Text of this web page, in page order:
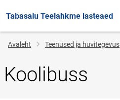
Tabasalu Teelahkme lasteaed
Jälglink
Avaleht Teenused ja huvitegevus
Koolibuss